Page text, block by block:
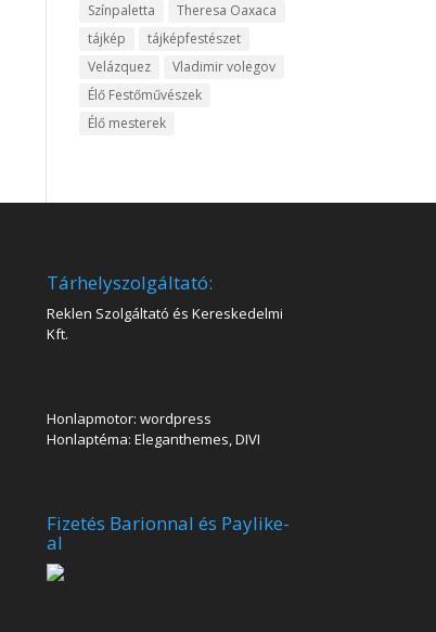
Színpaletta
Theresa Oaxaca
tájkép
tájképfestészet
Velázquez
Vladimir volegov
Élő Festőművészek
Élő mesterek
Tárhelyszolgáltató:
Reklen Szolgáltató és Kereskedelmi
Kft.
Honlapmotor: wordpress
Honlaptéma: Eleganthemes, DIVI
Fizetés Barionnal és Paylike-
al